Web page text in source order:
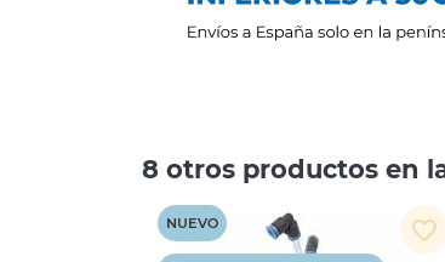
8 otros productos en
NUEVO favorite_border